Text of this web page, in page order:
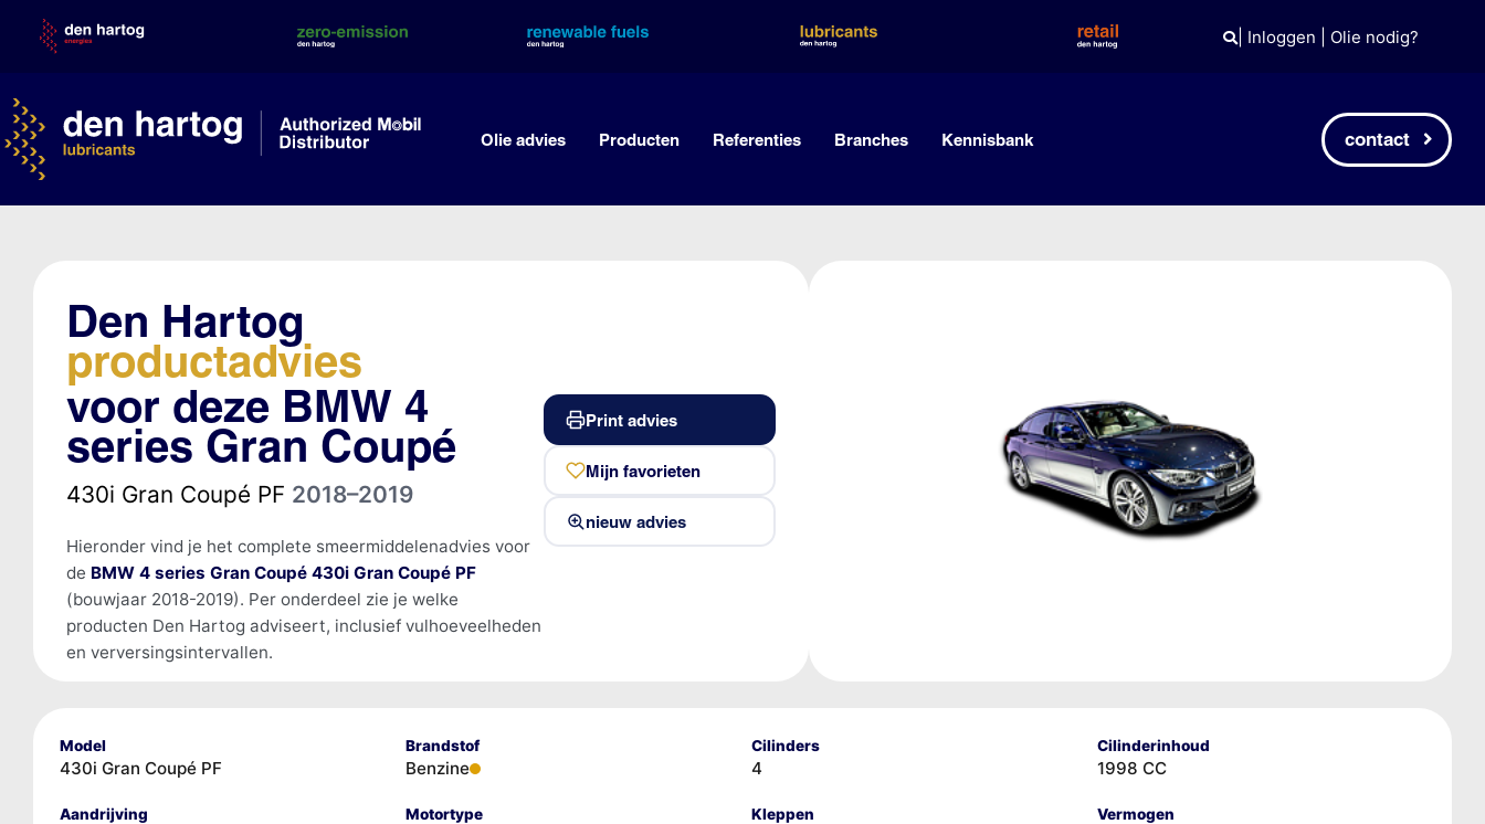
content
| Inloggen Olie nodig?
Olie advies Producten Referenties Branches Kennisbank contact
Den Hartog
productadvies
voor deze BMW 4
series Gran Coupé
430i Gran Coupé PF 2018–2019
Hieronder vind je het complete smeermiddelenadvies voor
de BMW 4 series Gran Coupé 430i Gran Coupé PF
(bouwjaar 2018-2019). Per onderdeel zie je welke
producten Den Hartog adviseert, inclusief vulhoeveelheden
en verversingsintervallen.
Print advies
Mijn favorieten
nieuw advies
Model
430i Gran Coupé PF
Brandstof
Benzine
Cilinders
4
Cilinderinhoud
1998 CC
Aandrijving Motortype Kleppen Vermogen